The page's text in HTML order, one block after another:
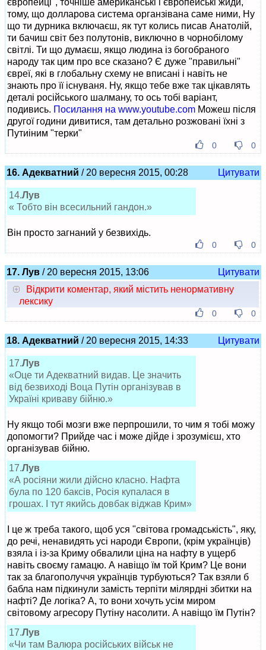
тому, що долларова система органзівана саме ними, Ну
що ти дурника включаєш, як тут колись писав Анатолій,
ти бачиш світ без полутонів, виключно в чорнобілому
світлі. Ти що думаєш, якщо людина із богобраного
народу так цим про все сказано? Є дуже "правильні"
євреї, які в глобальну схему не вписані і навіть не
знають про її існуваня. Ну, якщо тебе вже так цікавлять
деталі російського шалману, то ось тобі варіант,
подивись. Посилання на www.youtube.com Можеш після
другої години дивитися, там детально розжовані їхні з
Путиіним "терки"
0 0
16. Адекватний / 20 вересня 2015, 00:28 Цитувати
14.Лув
« Тобто він всесильний гандон.»
Він просто загнаний у безвихідь.
0 0
17. Лув / 20 вересня 2015, 13:06
Цитувати
Відкрити коментар, який містить ненормативну
лексику
0 0
18. Адекватний / 20 вересня 2015, 14:33 Цитувати
17.Лув
«Оце ти Адекватний видав. Це значить
від безвиході Воца Путін організував в
Україні криваву бійню.»
Ну якщо тобі мозги вже перпрошили, то чим я тобі можу
допомогти? Прийде час і може дійде і зрозумієш, хто
організував бійню.
17.Лув
«А росіяни жили дійсно класно. Нафта
була по 120 баксів, Росія купалася в
грошах. І тут якийсь довбак віджав Крим»
І це ж треба такого, щоб уся "світова громадськість", яку,
до речі, ненавидять усі народи Європи, (крім українців)
взяла і із-за Криму обвалили ціна на нафту в ущерб
навіть своєму гамацю. А навіщо їм той Крим? Це вони
так за благополуччя українців турбуються? Так взяли б
бабла нам підкинули замість терпіти мілярдні збитки на
нафті? Де логіка? А, то вони хочуть усім миром
світовому агресору Путіну насолити. А навіщо їм Путін?
17.Лув
«Чи там Валюра російських військ не